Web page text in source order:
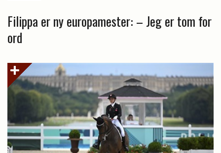
Filippa er ny europamester: – Jeg er tom for
ord